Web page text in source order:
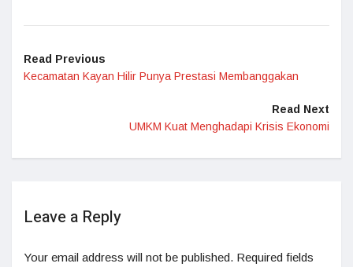
Read Previous
Kecamatan Kayan Hilir Punya Prestasi Membanggakan
Read Next
UMKM Kuat Menghadapi Krisis Ekonomi
Leave a Reply
Your email address will not be published. Required fields